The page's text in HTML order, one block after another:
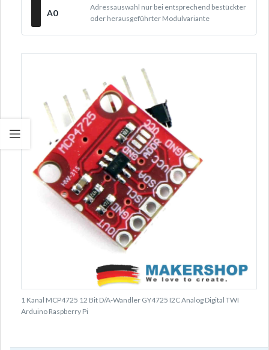
A0
Adressauswahl nur bei entsprechend bestückter
oder herausgeführter Modulvariante
1 Kanal MCP4725 12 Bit D/A-Wandler GY4725 I2C Analog Digital TWI
Arduino Raspberry Pi